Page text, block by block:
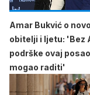
Amar Bukvić o
obitelji i ljetu: 'Bez
podrške ovaj
mogao raditi'